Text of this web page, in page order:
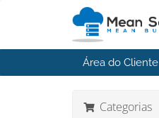
Área do Cliente
Categorias